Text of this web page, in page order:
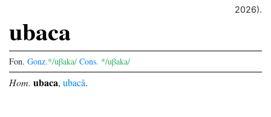
2026).
ubaca
Fon. Gonz.*/uβaka/ Cons. */uβaka/
Hom. ubaca, ubacâ.